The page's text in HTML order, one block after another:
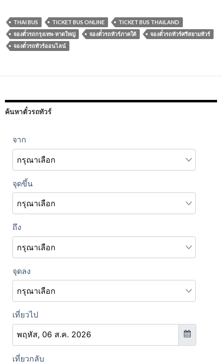
THAI BUS TICKET BUS ONLINE
TICKET BUS THAILAND
จองตั๋วรถกรุงเทพ-หาดใหญ่
จองตั๋วรถทัวร์ภาคใต้
จองตั๋วรถทัวร์ศรีสยามทัวร์
จองตั๋วรถทัวร์ออนไลน์
ค้นหาตั๋วรถทัวร์